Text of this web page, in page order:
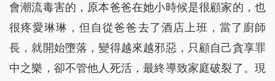
會潮流毒害的，原本爸爸在她小時候是很顧家的，也
很疼愛琳琳，但自從爸爸去了酒店上班，當了廚師
長，就開始墮落，變得越來越邪惡，只顧自己貪享罪
中之樂，卻不管他人死活，最終導致家庭破裂了。現